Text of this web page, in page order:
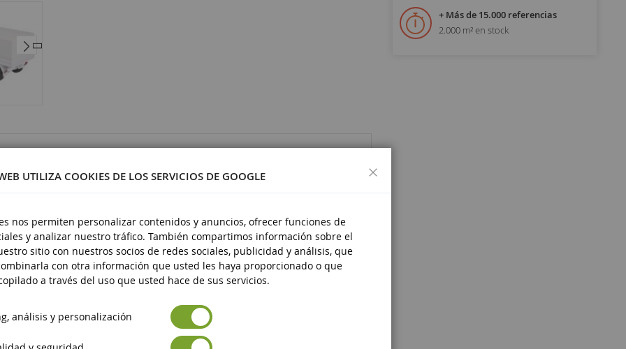
años
+ Más de 15.000 referencias
2.000 m² en stock
UTILIZA COOKIES DE LOS SERVICIOS DE GOOGLE
nos permiten personalizar contenidos y anuncios, ofrecer funciones de
y analizar nuestro tráfico. También compartimos información sobre el
sitio con nuestros socios de redes sociales, publicidad y análisis, que
con otra información que usted les haya proporcionado o que
a través del uso que usted hace de sus servicios.
análisis y personalización